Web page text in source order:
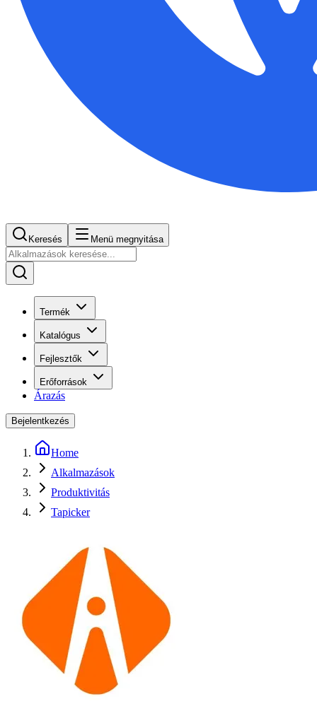
Keresés Menü megnyitása
Termék
Katalógus
Fejlesztők
Erőforrások
Árazás
Bejelentkezés
Home
Alkalmazások
Produktivitás
Tapicker